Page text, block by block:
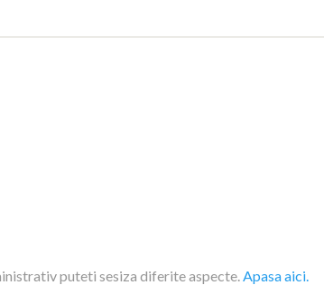
puteti sesiza diferite aspecte.Apasa aici.